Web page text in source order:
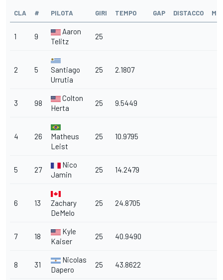
CLA # PILOTA GIRI TEMPO GAP DISTACCO
1 9
Aaron
Telitz
25
2 5
Santiago
Urrutia
25 2.1807
3 98
Colton
Herta
25 9.5449
4 26
Matheus
Leist
25 10.9795
5 27
Nico
Jamin
25 14.2479
6 13
Zachary
DeMelo
25 24.8705
7 18
Kyle
Kaiser
25 40.9490
8 31
Nicolas
Dapero
25 43.8622